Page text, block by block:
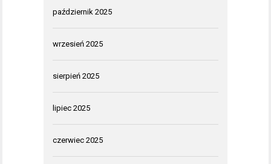
październik 2025
wrzesień 2025
sierpień 2025
lipiec 2025
czerwiec 2025